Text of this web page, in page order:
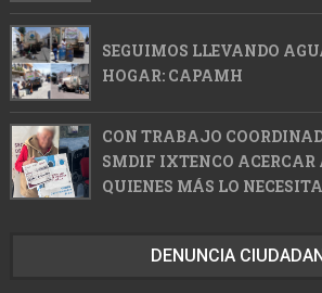
SEGUIMOS LLEVANDO
HOGAR: CAPAMH
CON TRABAJO
SMDIF IXTENCO ACERCAR
QUIENES MÁS LO
DENUNCIA